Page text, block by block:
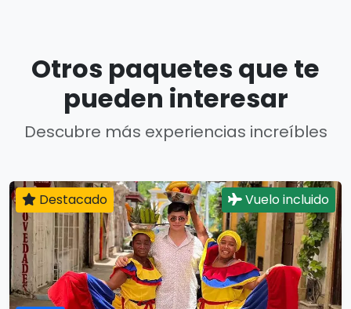
Otros paquetes que te
pueden interesar
Descubre más experiencias increíbles
Destacado Vuelo incluido